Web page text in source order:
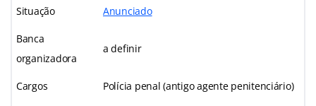
Situação Anunciado
Banca
organizadora
a definir
Cargos Polícia penal (antigo agente penitenciário)